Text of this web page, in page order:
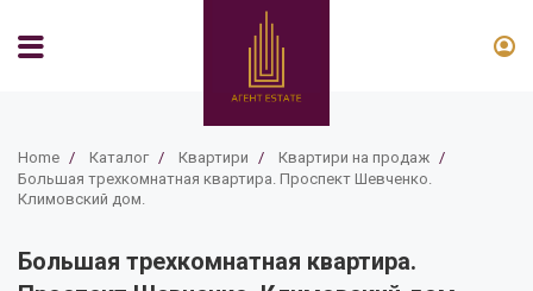
Home / Каталог / Квартири / Квартири на продаж /
Большая трехкомнатная квартира. Проспект Шевченко.
Климовский дом.
Большая трехкомнатная квартира.